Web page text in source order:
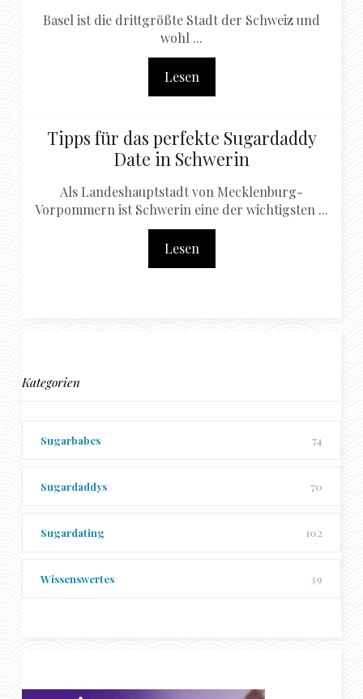
Basel ist die drittgrößte Stadt der Schweiz und
wohl ...
Lesen
Tipps für das perfekte Sugardaddy
Date in Schwerin
Als Landeshauptstadt von Mecklenburg-
Vorpommern ist Schwerin eine der wichtigsten ...
Lesen
Kategorien
Sugarbabes 74
Sugardaddys 70
Sugardating 102
Wissenswertes 39